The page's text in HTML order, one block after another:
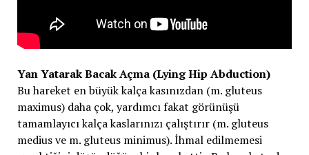
Yan Yatarak Bacak Açma (Lying Hip Abduction)
Bu hareket en büyük kalça kasınızdan (m. gluteus
maximus) daha çok, yardımcı fakat görünüşü
tamamlayıcı kalça kaslarınızı çalıştırır (m. gluteus
medius ve m. gluteus minimus). İhmal edilmemesi